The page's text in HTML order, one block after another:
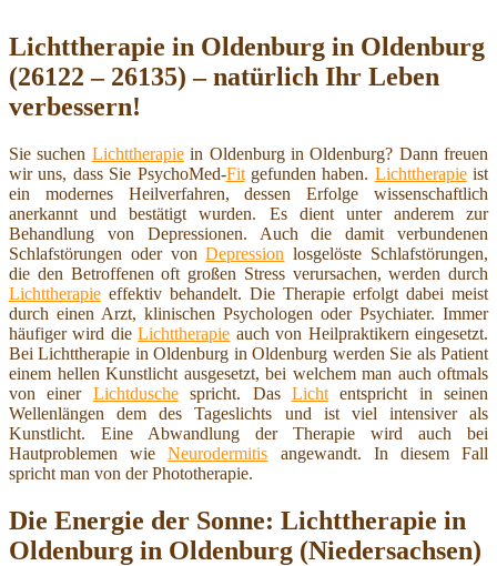
Lichttherapie in Oldenburg in Oldenburg
(26122 – 26135) – natürlich Ihr Leben
verbessern!
Sie suchen Lichttherapiein Oldenburg in Oldenburg? Dann freuen
wir uns, dass Sie PsychoMed-Fitgefunden haben. Lichttherapieist
ein modernes Heilverfahren, dessen Erfolge wissenschaftlich
anerkannt und bestätigt wurden. Es dient unter anderem zur
Behandlung von Depressionen. Auch die damit verbundenen
Schlafstörungen oder vonDepression losgelöste Schlafstörungen,
die den Betroffenen oft großen Stress verursachen, werden durch
Lichttherapie effektiv behandelt. Die Therapie erfolgt dabei meist
durch einen Arzt, klinischen Psychologen oder Psychiater. Immer
häufiger wird dieLichttherapie auch von Heilpraktikern eingesetzt.
Bei Lichttherapie in Oldenburg in Oldenburg werden Sie als Patient
einem hellen Kunstlicht ausgesetzt, bei welchem man auch oftmals
von einer Lichtduschespricht. Das Lichtentspricht in seinen
Wellenlängen dem des Tageslichts und ist viel intensiver als
Kunstlicht. Eine Abwandlung der Therapie wird auch bei
Hautproblemen wieNeurodermitis angewandt. In diesem Fall
spricht man von der Phototherapie.
Die Energie der Sonne: Lichttherapie in
Oldenburg in Oldenburg (Niedersachsen)